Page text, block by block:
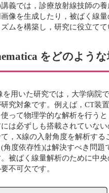
義では，診療放射線技師の
画像を生成したり，被ばく線
ムを構築し，研究に役立てて
をどのよう
を用いた研究では，大学病院
究対象です。例えば，CT装
って物理学的な解析を行う
には必ずしも搭載されていな
，X線の入射角度を解析す
角度依存性)は解決すべき問
被ばく線量解析のために中
不可欠です。